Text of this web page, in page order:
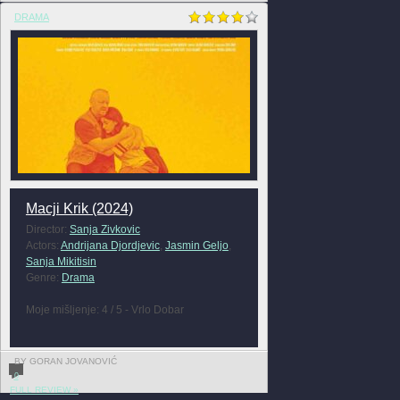
DRAMA
Macji Krik (2024)
Director: Sanja Zivkovic
Actors: Andrijana Djordjevic, Jasmin Geljo,
Sanja Mikitisin
Genre: Drama
Moje mišljenje: 4 / 5 - Vrlo Dobar
BY GORAN JOVANOVIĆ
0
FULL REVIEW »